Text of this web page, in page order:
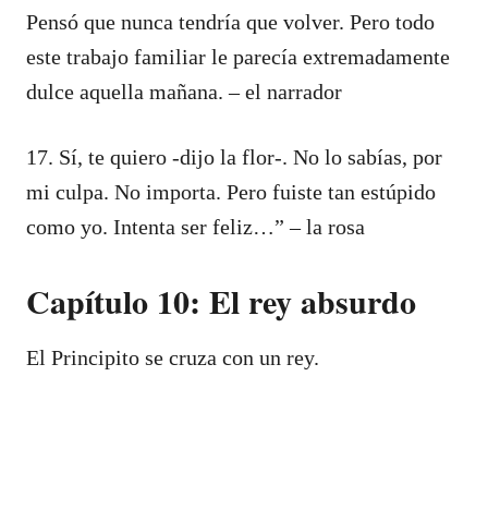
Pensó que nunca tendría que volver. Pero todo
este trabajo familiar le parecía extremadamente
dulce aquella mañana. – el narrador
17. Sí, te quiero -dijo la flor-. No lo sabías, por
mi culpa. No importa. Pero fuiste tan estúpido
como yo. Intenta ser feliz…” – la rosa
Capítulo 10: El rey absurdo
El Principito se cruza con un rey.